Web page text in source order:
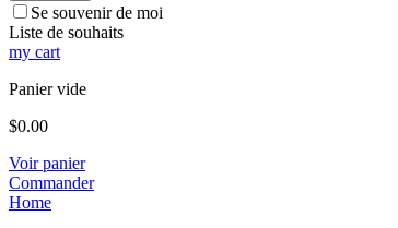
Se souvenir de moi
Liste de souhaits
my cart
Panier vide
$0.00
Voir panier
Commander
Home